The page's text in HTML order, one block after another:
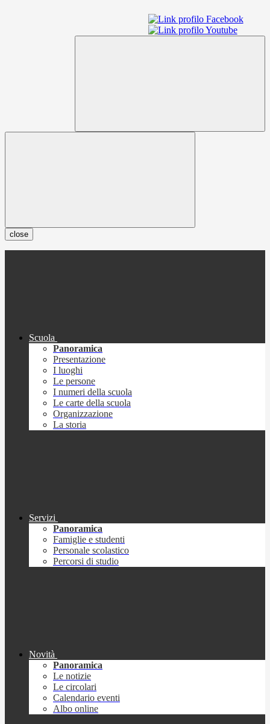
close
Scuola
Panoramica
Presentazione
I luoghi
Le persone
I numeri della scuola
Le carte della scuola
Organizzazione
La storia
Servizi
Panoramica
Famiglie e studenti
Personale scolastico
Percorsi di studio
Novità
Panoramica
Le notizie
Le circolari
Calendario eventi
Albo online